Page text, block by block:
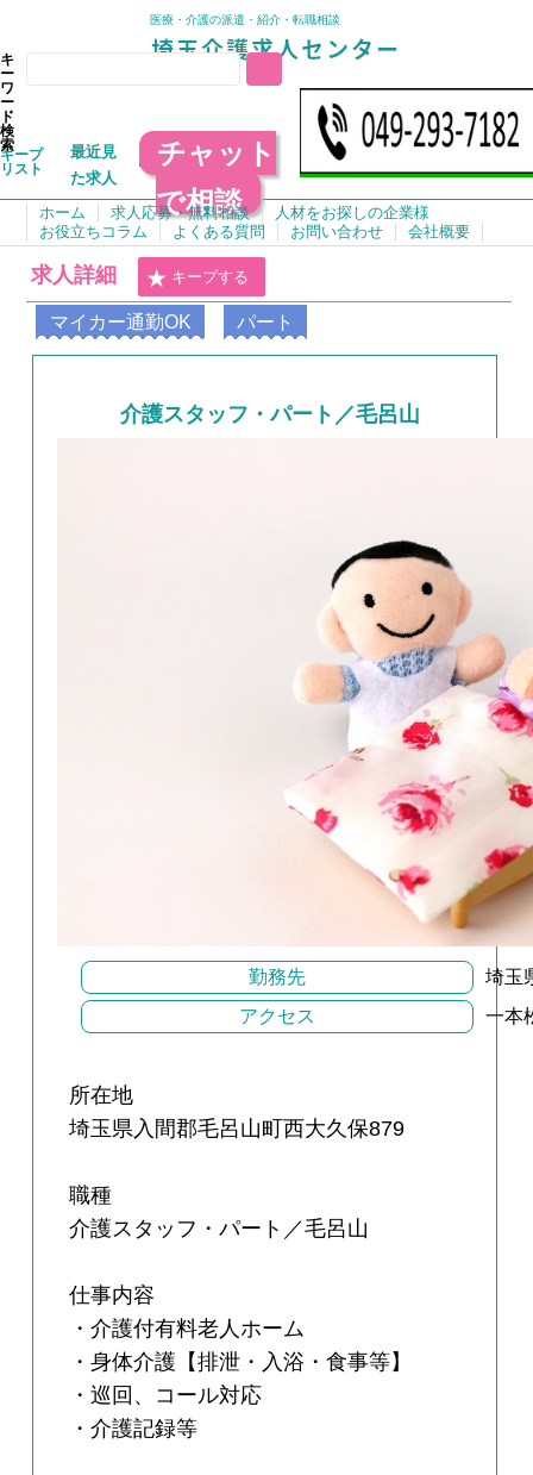
医療・介護の派遣・紹介・転職相談
キ
ー
ワ
ー
ド
検
索
キープ
リスト
最近見
た求人
チャット
で相談
ホーム 求人応募・無料相談
人材をお探しの企業様
お役立ちコラム
よくある質問 お問い合わせ 会社概要
求人詳細 キープする
マイカー通勤OK パート
介護スタッフ・パート／毛呂山
勤務先
埼玉
アクセス
一本
所在地
埼玉県入間郡毛呂山町西大久保879
職種
介護スタッフ・パート／毛呂山
仕事内容
・介護付有料老人ホーム
・身体介護【排泄・入浴・食事等】
・巡回、コール対応
・介護記録等